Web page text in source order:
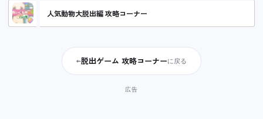
人気動物大脱出編 攻略コーナー
←脱出ゲーム 攻略コーナーに戻る